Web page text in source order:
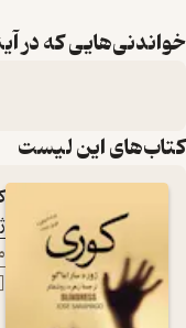
خواندنی‌هایی که در
کتاب‌های این لیست